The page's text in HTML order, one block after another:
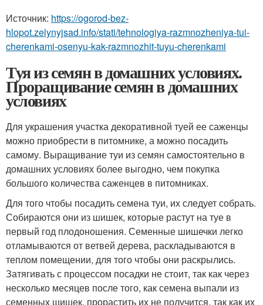
Источник: https://ogorod-bez-
hlopot.zelynyjsad.info/stati/tehnologiya-razmnozheniya-tui-
cherenkami-osenyu-kak-razmnozhit-tuyu-cherenkami
Туя из семян в домашних условиях.
Проращивание семян в домашних
условиях
Для украшения участка декоративной туей ее саженцы
можно приобрести в питомнике, а можно посадить
самому. Выращивание туи из семян самостоятельно в
домашних условиях более выгодно, чем покупка
большого количества саженцев в питомниках.
Для того чтобы посадить семена туи, их следует собрать.
Собираются они из шишек, которые растут на туе в
первый год плодоношения. Семенные шишечки легко
отламываются от ветвей дерева, раскладываются в
теплом помещении, для того чтобы они раскрылись.
Затягивать с процессом посадки не стоит, так как через
несколько месяцев после того, как семена выпали из
семенных шишек, прорастить их не получится, так как их